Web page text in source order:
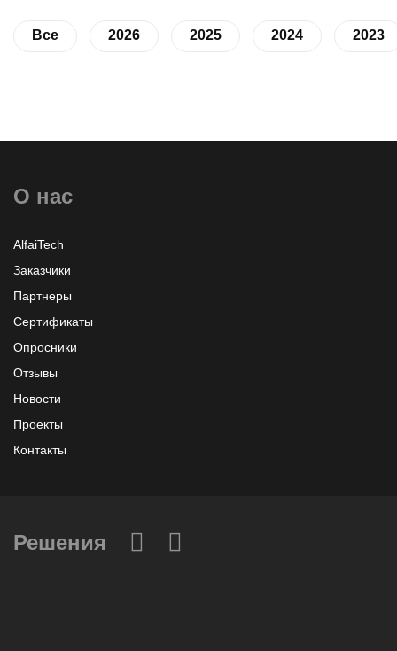
Все 2026 2025 2024 2023
О нас
AlfaiTech
Заказчики
Партнеры
Сертификаты
Опросники
Отзывы
Новости
Проекты
Контакты
Решения